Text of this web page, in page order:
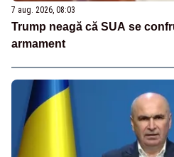
7 aug. 2026, 08:03
Trump neagă că SUA se
armament